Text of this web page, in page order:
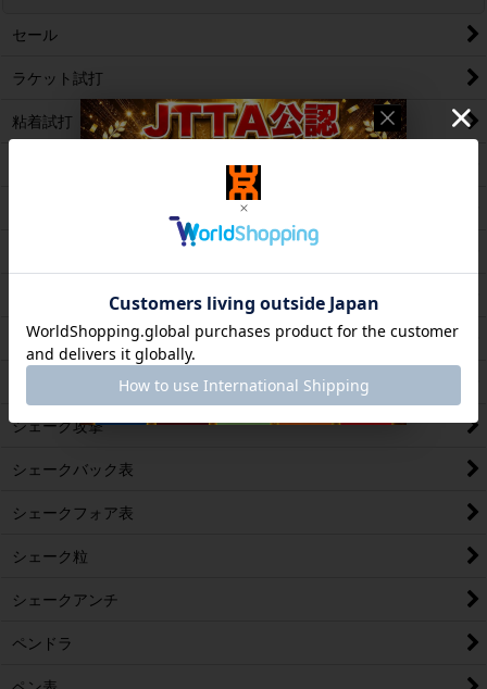
セール
ラケット試打
粘着試打
ツブ高試打
シェーク攻撃
シェークバック表
シェークフォア表
シェーク粒
シェークアンチ
ペンドラ